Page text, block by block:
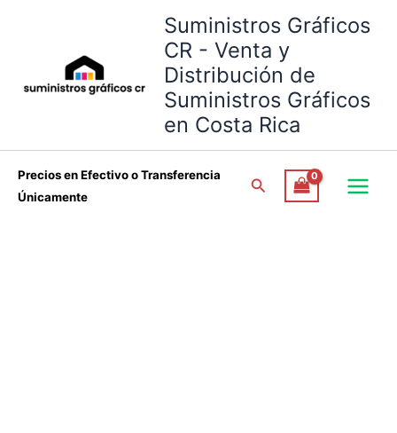
contenido
Suministros Gráficos
CR - Venta y
Distribución de
Suministros Gráficos
en Costa Rica
Precios en Efectivo o Transferencia
Únicamente
Buscar
de
precios:
₡1,200.00
a
₡1,800.00
Sublimación
Resistencia